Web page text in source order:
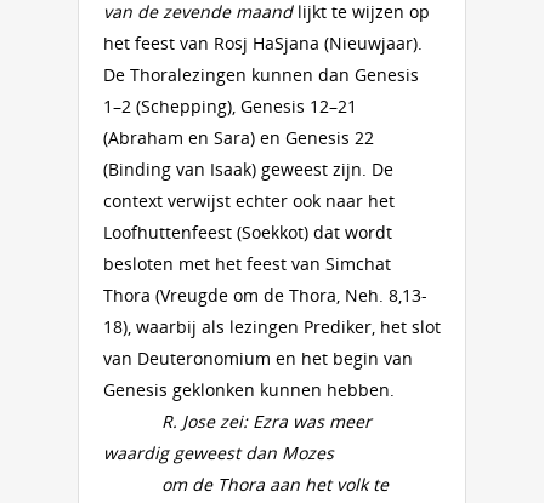
van de zevende maandlijkt te wijzen op
het feest van Rosj HaSjana (Nieuwjaar).
De Thoralezingen kunnen dan Genesis
1–2 (Schepping), Genesis 12–21
(Abraham en Sara) en Genesis 22
(Binding van Isaak) geweest zijn. De
context verwijst echter ook naar het
Loofhuttenfeest (Soekkot) dat wordt
besloten met het feest van Simchat
Thora (Vreugde om de Thora, Neh. 8,13-
18), waarbij als lezingen Prediker, het slot
van Deuteronomium en het begin van
Genesis geklonken kunnen hebben.
R. Jose zei: Ezra was meer
waardig geweest dan Mozes
om de Thora aan het volk te